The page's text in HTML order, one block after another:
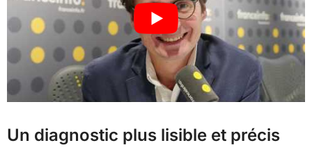
Un diagnostic plus lisible et précis